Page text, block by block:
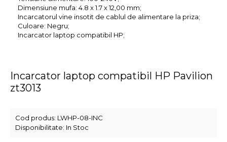
Dimensiune mufa: 4.8 x 1.7 x 12,00 mm;
Incarcatorul vine insotit de cablul de alimentare la priza;
Culoare: Negru;
Incarcator laptop compatibil HP;
Incarcator laptop compatibil HP Pavilion
zt3013
Cod produs: LWHP-08-INC
Disponibilitate: In Stoc